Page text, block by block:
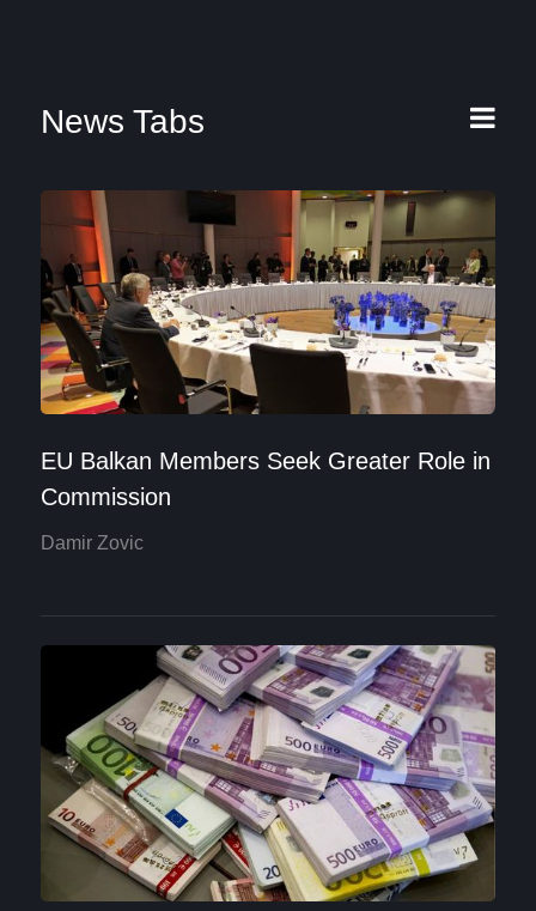
News Tabs
EU Balkan Members Seek Greater Role in
Commission
Damir Zovic